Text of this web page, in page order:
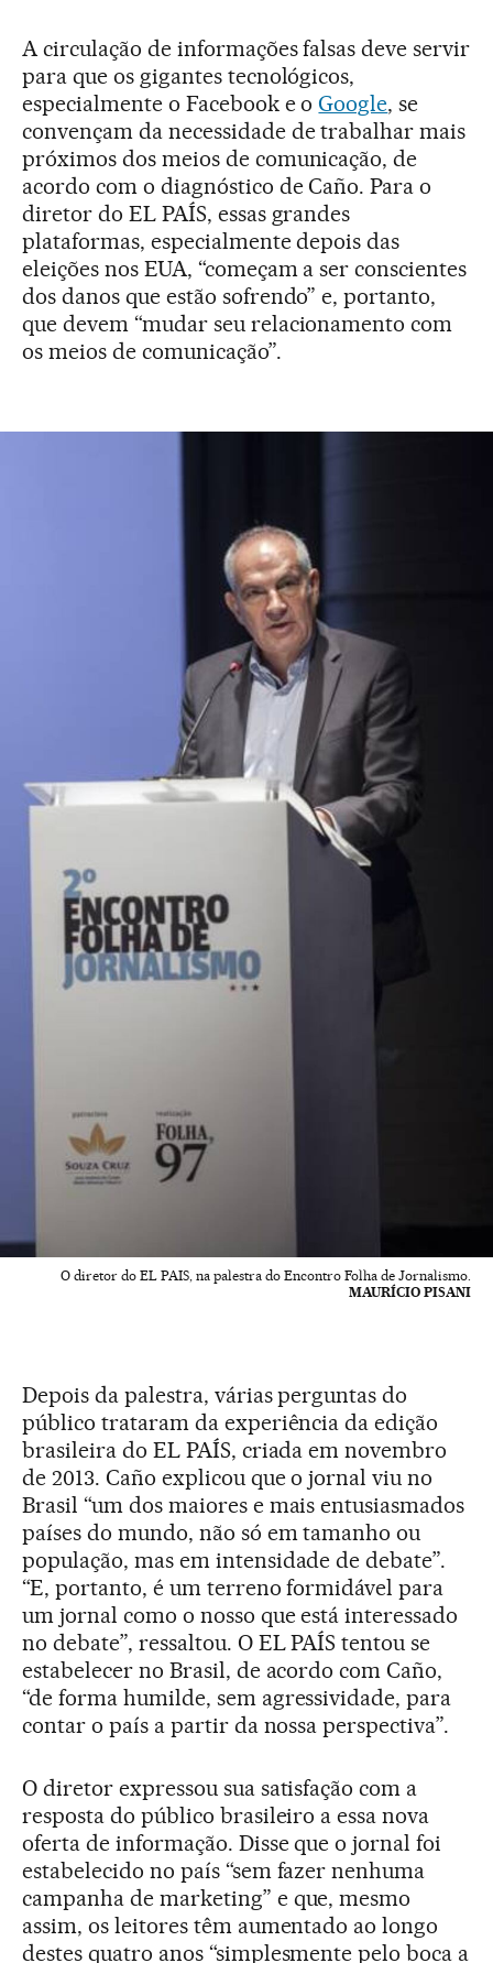
A circulação de informações falsas deve servir
para que os gigantes tecnológicos,
especialmente o Facebook e oGoogle, se
convençam da necessidade de trabalhar mais
próximos dos meios de comunicação, de
acordo com o diagnóstico de Caño. Para o
diretor do EL PAÍS, essas grandes
plataformas, especialmente depois das
eleições nos EUA, “começam a ser conscientes
dos danos que estão sofrendo” e, portanto,
que devem “mudar seu relacionamento com
os meios de comunicação”.
O diretor do EL PAIS, na palestra do Encontro Folha de Jornalismo.
MAURÍCIO PISANI
Depois da palestra, várias perguntas do
público trataram da experiência da edição
brasileira do EL PAÍS, criada em novembro
de 2013. Caño explicou que o jornal viu no
Brasil “um dos maiores e mais entusiasmados
países do mundo, não só em tamanho ou
população, mas em intensidade de debate”.
“E, portanto, é um terreno formidável para
um jornal como o nosso que está interessado
no debate”, ressaltou. O EL PAÍS tentou se
estabelecer no Brasil, de acordo com Caño,
“de forma humilde, sem agressividade, para
contar o país a partir da nossa perspectiva”.
O diretor expressou sua satisfação com a
resposta do público brasileiro a essa nova
oferta de informação. Disse que o jornal foi
estabelecido no país “sem fazer nenhuma
campanha de marketing” e que, mesmo
assim, os leitores têm aumentado ao longo
destes quatro anos “simplesmente pelo boca a